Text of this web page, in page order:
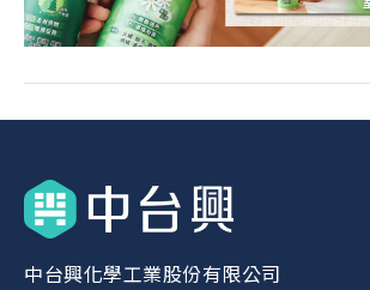
中台興化學工業股份有限公司